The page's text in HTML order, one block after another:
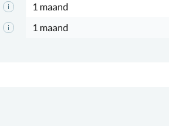
1 maand
1 maand